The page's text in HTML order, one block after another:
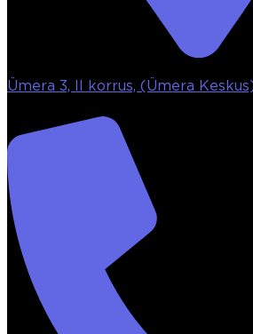
Ümera 3, II korrus, (Ümera